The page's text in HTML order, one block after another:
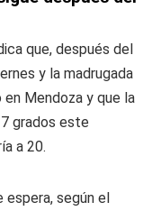
que, después del
y la madrugada
Mendoza y que la
grados este
a 20.
espera, según el